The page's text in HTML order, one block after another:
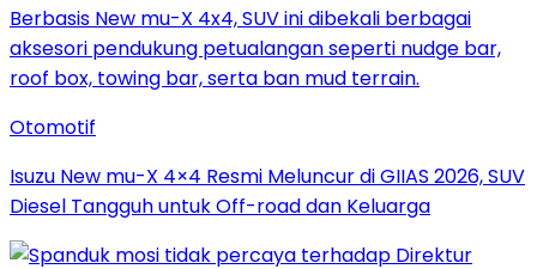
Otomotif
Isuzu New mu-X 4×4 Resmi Meluncur di GIIAS 2026, SUV
Diesel Tangguh untuk Off-road dan Keluarga